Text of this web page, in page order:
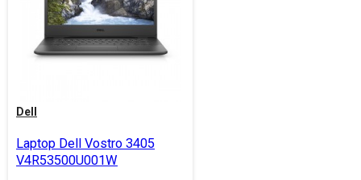
Dell
Laptop Dell Vostro 3405
V4R53500U001W